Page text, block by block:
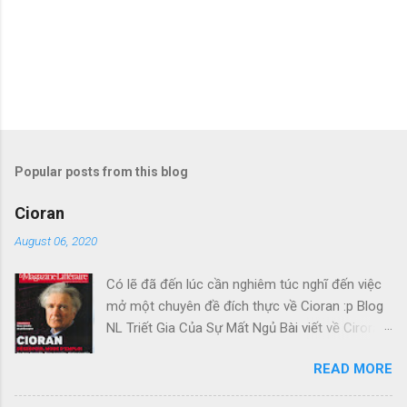
Popular posts from this blog
Cioran
August 06, 2020
Có lẽ đã đến lúc cần nghiêm túc nghĩ đến việc
mở một chuyên đề đích thực về Cioran :p Blog
NL Triết Gia Của Sự Mất Ngủ Bài viết về Ciroran
hoài, mà cứ lu bu hoài. Mới lật ra đi 1 đường
loáng thoáng, vớ được câu này thật tuyệt: Con
READ MORE